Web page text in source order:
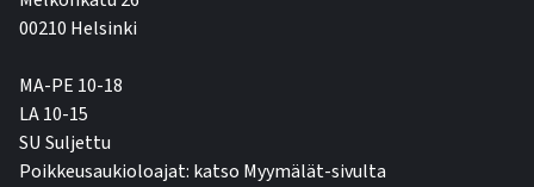
00210 Helsinki
MA-PE 10-18
LA 10-15
SU Suljettu
Poikkeusaukioloajat: katso Myymälät-sivulta